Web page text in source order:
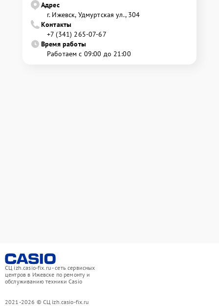
Адрес
г. Ижевск, Удмуртская ул., 304
Контакты
+7 (341) 265-07-67
Время работы
Работаем с 09:00 до 21:00
СЦ izh.casio-fix.ru - сеть сервисных
центров в Ижевске по ремонту и
обслуживанию техники Casio
2021-2026 © СЦ izh.casio-fix.ru